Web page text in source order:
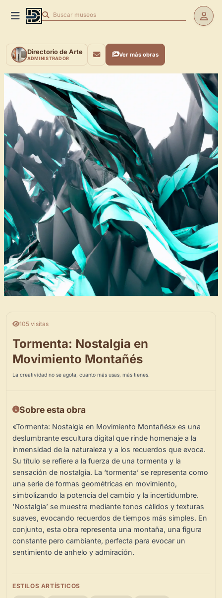
Buscar museos
Directorio de Arte
ADMINISTRADOR
Ver más obras
105 visitas
Tormenta: Nostalgia en
Movimiento Montañés
La creatividad no se agota, cuanto más usas, más tienes.
Sobre esta obra
«Tormenta: Nostalgia en Movimiento Montañés» es una
deslumbrante escultura digital que rinde homenaje a la
inmensidad de la naturaleza y a los recuerdos que evoca.
Su título se refiere a la fuerza de una tormenta y la
sensación de nostalgia. La ‘tormenta’ se representa como
una serie de formas geométricas en movimiento,
simbolizando la potencia del cambio y la incertidumbre.
‘Nostalgia’ se muestra mediante tonos cálidos y texturas
suaves, evocando recuerdos de tiempos más simples. En
conjunto, esta obra representa una montaña, una figura
constante pero cambiante, perfecta para evocar un
sentimiento de anhelo y admiración.
ESTILOS ARTÍSTICOS